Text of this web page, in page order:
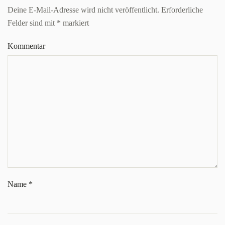
Deine E-Mail-Adresse wird nicht veröffentlicht. Erforderliche
Felder sind mit * markiert
Kommentar
Name *